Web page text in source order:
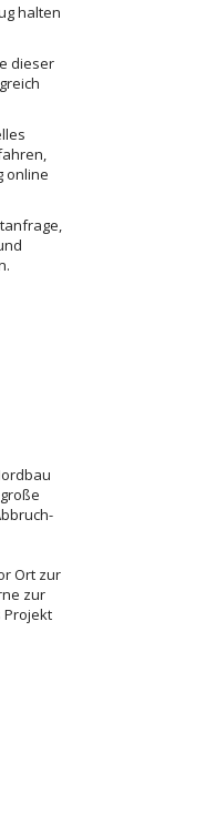
halten
dieser
online
Ort zur
zur
Projekt